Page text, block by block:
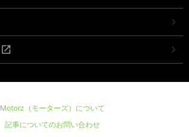
Motorz（モーターズ）について
記事についてのお問い合わせ